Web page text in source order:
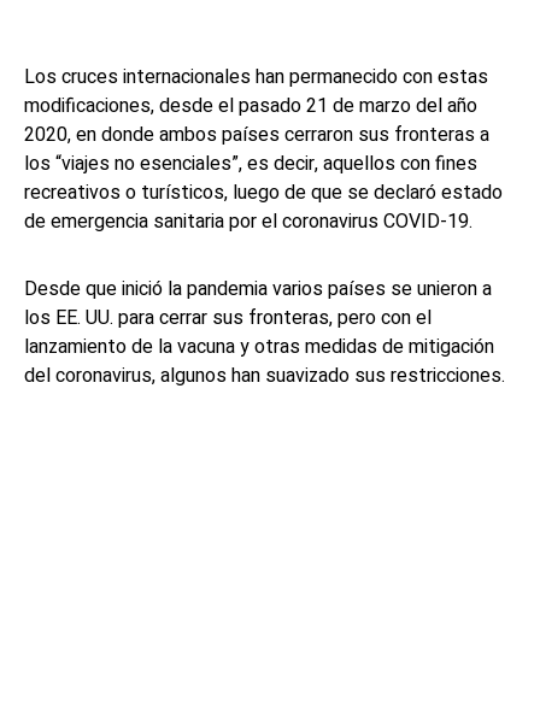
Los cruces internacionales han permanecido con estas
modificaciones, desde el pasado 21 de marzo del año
2020, en donde ambos países cerraron sus fronteras a
los “viajes no esenciales”, es decir, aquellos con fines
recreativos o turísticos, luego de que se declaró estado
de emergencia sanitaria por el coronavirus COVID-19.
Desde que inició la pandemia varios países se unieron a
los EE. UU. para cerrar sus fronteras, pero con el
lanzamiento de la vacuna y otras medidas de mitigación
del coronavirus, algunos han suavizado sus restricciones.